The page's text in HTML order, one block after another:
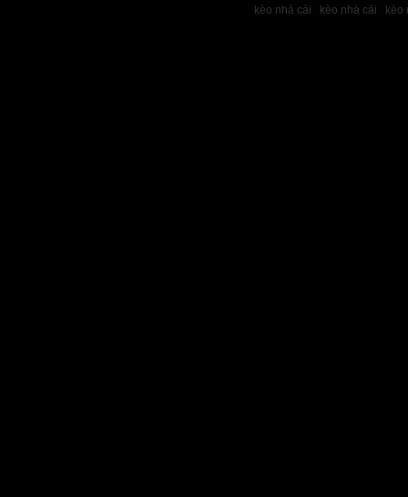
kèo nhà cái
kèo nhà cái kèo